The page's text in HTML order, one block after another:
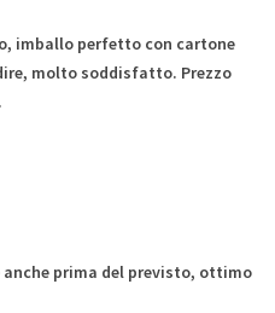
imballo perfetto con cartone
molto soddisfatto. Prezzo
prima del previsto, ottimo